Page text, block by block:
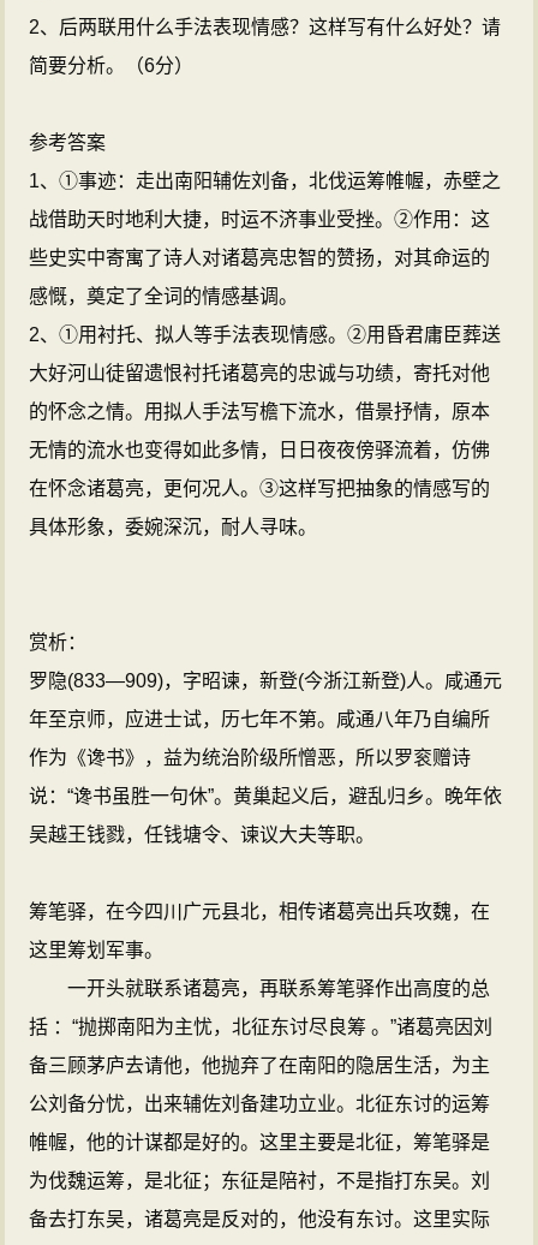
2、后两联用什么手法表现情感？这样写有什么好处？请
简要分析。（6分）
参考答案
1、①事迹：走出南阳辅佐刘备，北伐运筹帷幄，赤壁之
战借助天时地利大捷，时运不济事业受挫。②作用：这
些史实中寄寓了诗人对诸葛亮忠智的赞扬，对其命运的
感慨，奠定了全词的情感基调。
2、①用衬托、拟人等手法表现情感。②用昏君庸臣葬送
大好河山徒留遗恨衬托诸葛亮的忠诚与功绩，寄托对他
的怀念之情。用拟人手法写檐下流水，借景抒情，原本
无情的流水也变得如此多情，日日夜夜傍驿流着，仿佛
在怀念诸葛亮，更何况人。③这样写把抽象的情感写的
具体形象，委婉深沉，耐人寻味。
赏析：
罗隐(833—909)，字昭谏，新登(今浙江新登)人。咸通元
年至京师，应进士试，历七年不第。咸通八年乃自编所
作为《谗书》，益为统治阶级所憎恶，所以罗衮赠诗
说：“谗书虽胜一句休”。黄巢起义后，避乱归乡。晚年依
吴越王钱戮，任钱塘令、谏议大夫等职。
筹笔驿，在今四川广元县北，相传诸葛亮出兵攻魏，在
这里筹划军事。
一开头就联系诸葛亮，再联系筹笔驿作出高度的总
括 ：“抛掷南阳为主忧，北征东讨尽良筹 。”诸葛亮因刘
备三顾茅庐去请他，他抛弃了在南阳的隐居生活，为主
公刘备分忧，出来辅佐刘备建功立业。北征东讨的运筹
帷幄，他的计谋都是好的。这里主要是北征，筹笔驿是
为伐魏运筹，是北征；东征是陪衬，不是指打东吴。刘
备去打东吴，诸葛亮是反对的，他没有东讨。这里实际